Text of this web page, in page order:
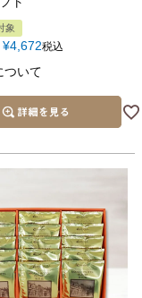
象
¥4,672税込